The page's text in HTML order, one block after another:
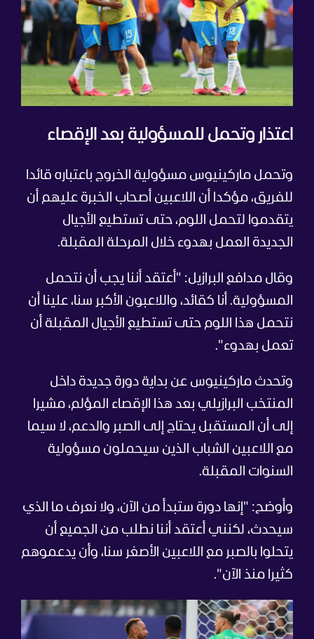
اعتذار وتحمل للمسؤولية بعد الإقصاء
وتحمل ماركينيوس مسؤولية الخروج باعتباره قائدا
للفريق، مؤكدا أن اللاعبين أصحاب الخبرة عليهم أن
يتقدموا لتحمل اللوم، حتى تستطيع الأجيال
الجديدة العمل بهدوء خلال المرحلة المقبلة.
وقال مدافع البرازيل: "أعتقد أننا يجب أن نتحمل
المسؤولية. أنا كقائد، واللاعبون الأكبر سنا، علينا أن
نتحمل هذا اللوم حتى تستطيع الأجيال المقبلة أن
تعمل بهدوء".
وتحدث ماركينيوس عن بداية دورة جديدة داخل
المنتخب البرازيلي بعد هذا الإقصاء المؤلم، مشيرا
إلى أن المستقبل يحتاج إلى الصبر والدعم، لا سيما
مع اللاعبين الشباب الذين سيحملون مسؤولية
السنوات المقبلة.
وأوضح: "إنها دورة ستبدأ من الآن، ولا نعرف ما الذي
سيحدث، لكنني أعتقد أننا نطلب من الجميع أن
يتحلوا بالصبر مع اللاعبين الأصغر سنا، وأن يدعموهم
كثيرا منذ الآن".